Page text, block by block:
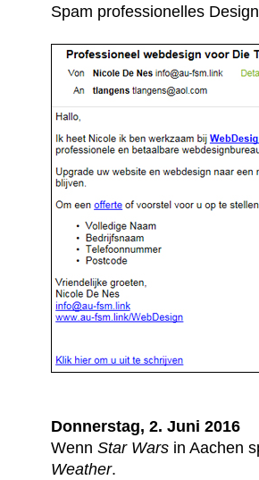
Spam professionelles
Donnerstag, 2. Juni 2016
Wenn Star Wars in Aachen
Weather.